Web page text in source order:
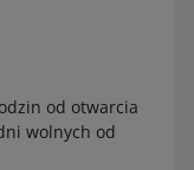
od otwarcia
wolnych od